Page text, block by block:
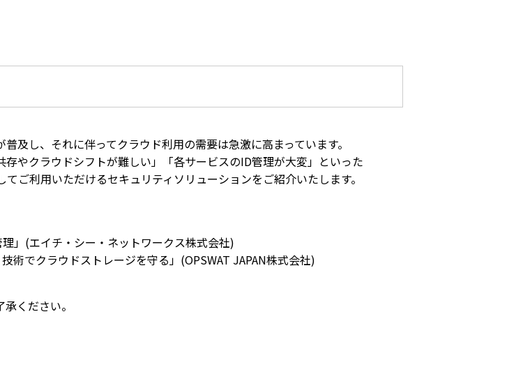
及し、それに伴ってクラウド利用の需要は急激に高まっています。
やクラウドシフトが難しい」「各サービスのID管理が大変」といった
ご利用いただけるセキュリティソリューションをご紹介いたします。
」(エイチ・シー・ネットワークス株式会社)
術でクラウドストレージを守る」(OPSWAT JAPAN株式会社)
ください。